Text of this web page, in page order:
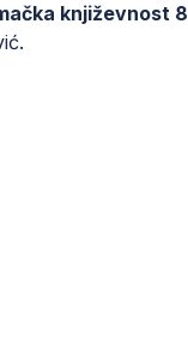
književnost 8